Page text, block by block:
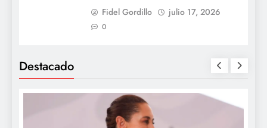
Fidel Gordillo julio 17, 2026
0
Destacado